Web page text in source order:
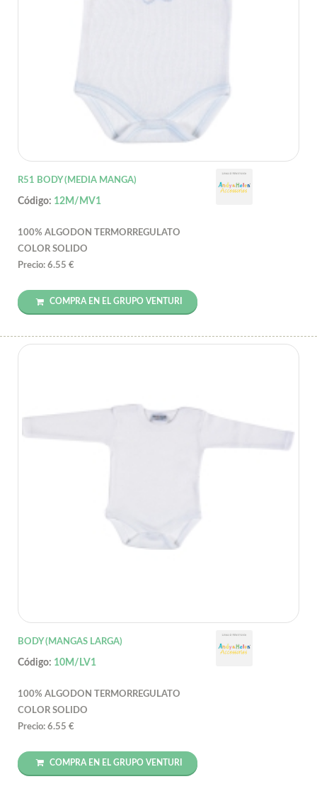
R51 BODY (MEDIA MANGA)
Código: 12M/MV1
100% ALGODON TERMORREGULATO
COLOR SOLIDO
Precio: 6.55 €
COMPRA EN EL GRUPO VENTURI
BODY (MANGAS LARGA)
Código: 10M/LV1
100% ALGODON TERMORREGULATO
COLOR SOLIDO
Precio: 6.55 €
COMPRA EN EL GRUPO VENTURI